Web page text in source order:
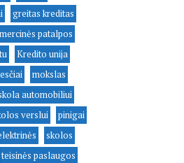
greitas kreditas
patalpos
Kredito unija
mokslas
automobiliui
verslui
pinigai
skolos
teisinės paslaugos